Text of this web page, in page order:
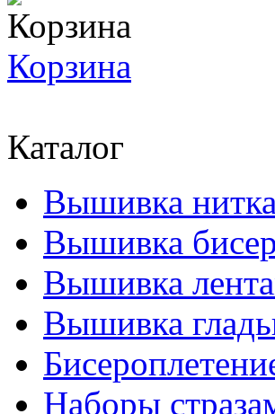
Корзина
Каталог
Вышивка
Вышивка
Вышивка
Вышивка
Наборы